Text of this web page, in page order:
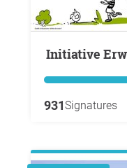
Initiative
931Signatures